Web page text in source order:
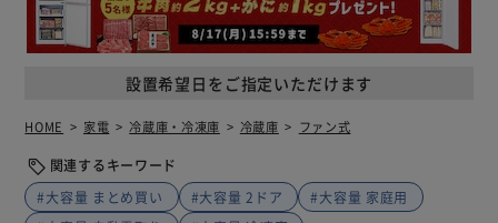
設置希望日をご指定いただけます
HOME 家電 冷蔵庫・冷凍庫 冷蔵庫 ファン式
関連するキーワード
#大容量 まとめ買い
#大容量 2ドア
#大容量 家庭用